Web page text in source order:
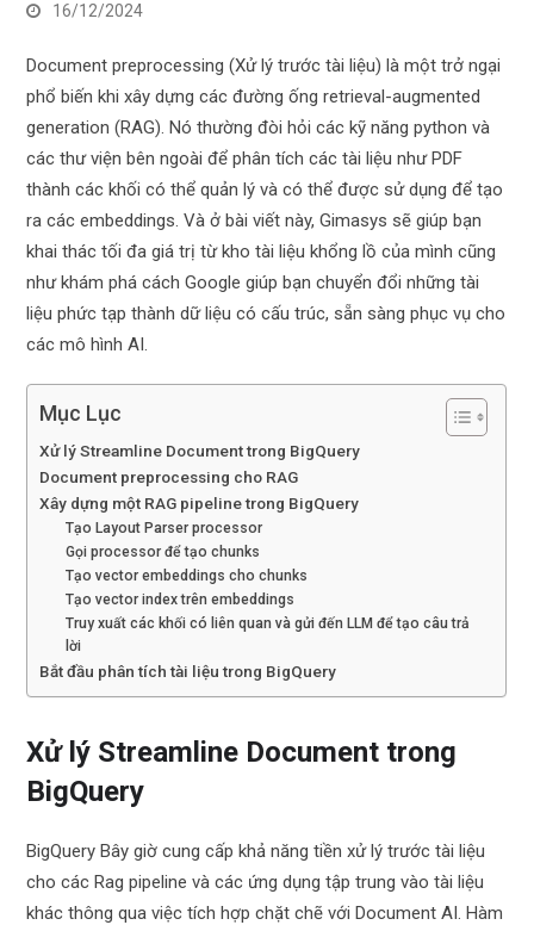
16/12/2024
Document preprocessing (Xử lý trước tài liệu) là một trở ngại
phổ biến khi xây dựng các đường ống retrieval-augmented
generation (RAG). Nó thường đòi hỏi các kỹ năng python và
các thư viện bên ngoài để phân tích các tài liệu như PDF
thành các khối có thể quản lý và có thể được sử dụng để tạo
ra các embeddings. Và ở bài viết này, Gimasys sẽ giúp bạn
khai thác tối đa giá trị từ kho tài liệu khổng lồ của mình cũng
như khám phá cách Google giúp bạn chuyển đổi những tài
liệu phức tạp thành dữ liệu có cấu trúc, sẵn sàng phục vụ cho
các mô hình AI.
Mục Lục
Xử lý Streamline Document trong BigQuery
Document preprocessing cho RAG
Xây dựng một RAG pipeline trong BigQuery
Tạo Layout Parser processor
Gọi processor để tạo chunks
Tạo vector embeddings cho chunks
Tạo vector index trên embeddings
Truy xuất các khối có liên quan và gửi đến LLM để tạo câu trả
lời
Bắt đầu phân tích tài liệu trong BigQuery
Xử lý Streamline Document trong
BigQuery
BigQuery Bây giờ cung cấp khả năng tiền xử lý trước tài liệu
cho các Rag pipeline và các ứng dụng tập trung vào tài liệu
khác thông qua việc tích hợp chặt chẽ với Document AI. Hàm